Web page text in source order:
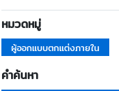
หมวดหมู่
ผู้ออกแบบตกแต่งภายใน
คำค้นหา